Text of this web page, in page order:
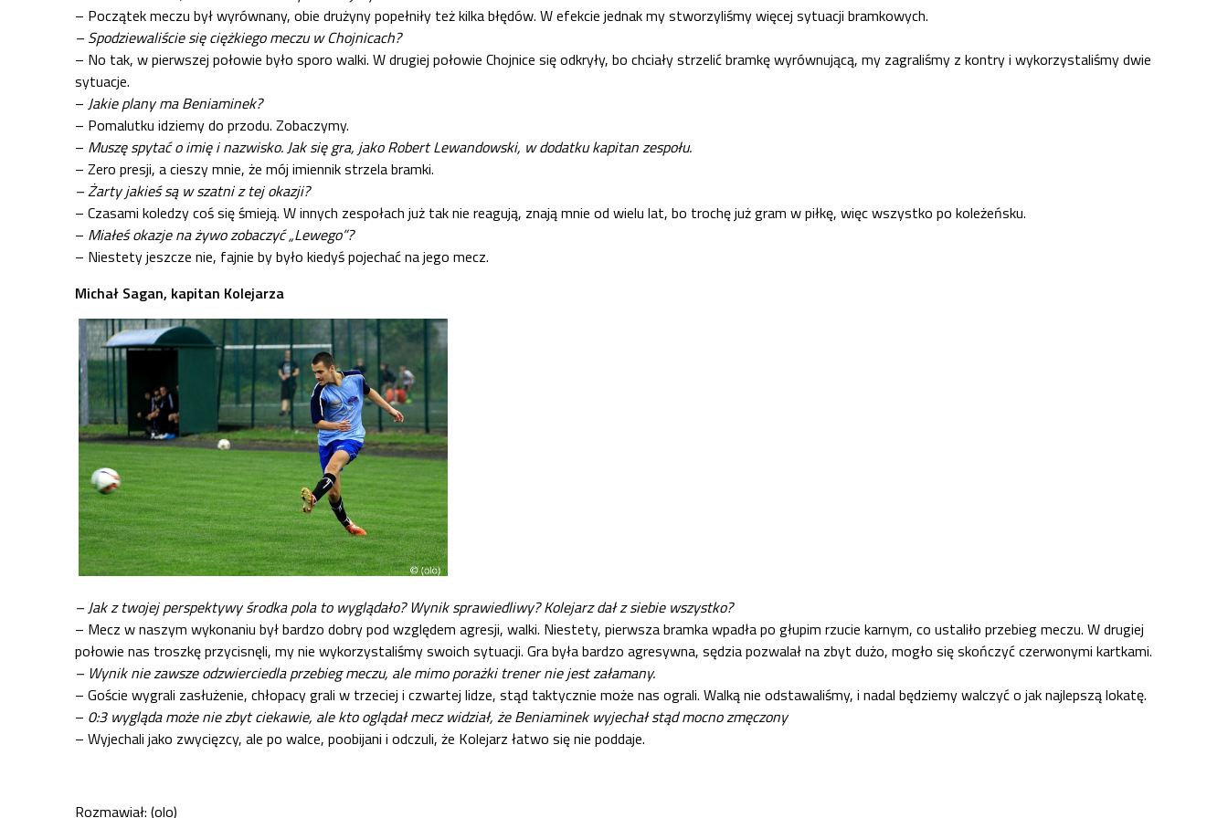
– Początek meczu był wyrównany, obie drużyny popełniły też kilka błędów. W efekcie jednak my stworzyliśmy więcej sytuacji bramkowych.
– Spodziewaliście się ciężkiego meczu w Chojnicach?
– No tak, w pierwszej połowie było sporo walki. W drugiej połowie Chojnice się odkryły, bo chciały strzelić bramkę wyrównującą, my zagraliśmy z kontry i wykorzystaliśmy dwie
sytuacje.
– Jakie plany ma Beniaminek?
– Pomalutku idziemy do przodu. Zobaczymy.
– Muszę spytać o imię i nazwisko. Jak się gra, jako Robert Lewandowski, w dodatku kapitan zespołu.
– Zero presji, a cieszy mnie, że mój imiennik strzela bramki.
– Żarty jakieś są w szatni z tej okazji?
– Czasami koledzy coś się śmieją. W innych zespołach już tak nie reagują, znają mnie od wielu lat, bo trochę już gram w piłkę, więc wszystko po koleżeńsku.
– Miałeś okazje na żywo zobaczyć „Lewego”?
– Niestety jeszcze nie, fajnie by było kiedyś pojechać na jego mecz.
Michał Sagan, kapitan Kolejarza
– Jak z twojej perspektywy środka pola to wyglądało? Wynik sprawiedliwy? Kolejarz dał z siebie wszystko?
– Mecz w naszym wykonaniu był bardzo dobry pod względem agresji, walki. Niestety, pierwsza bramka wpadła po głupim rzucie karnym, co ustaliło przebieg meczu. W drugiej
połowie nas troszkę przycisnęli, my nie wykorzystaliśmy swoich sytuacji. Gra była bardzo agresywna, sędzia pozwalał na zbyt dużo, mogło się skończyć czerwonymi kartkami.
– Wynik nie zawsze odzwierciedla przebieg meczu, ale mimo porażki trener nie jest załamany.
– Goście wygrali zasłużenie, chłopacy grali w trzeciej i czwartej lidze, stąd taktycznie może nas ograli. Walką nie odstawaliśmy, i nadal będziemy walczyć o jak najlepszą lokatę.
– 0:3 wygląda może nie zbyt ciekawie, ale kto oglądał mecz widział, że Beniaminek wyjechał stąd mocno zmęczony
– Wyjechali jako zwycięzcy, ale po walce, poobijani i odczuli, że Kolejarz łatwo się nie poddaje.
Rozmawiał: (olo)